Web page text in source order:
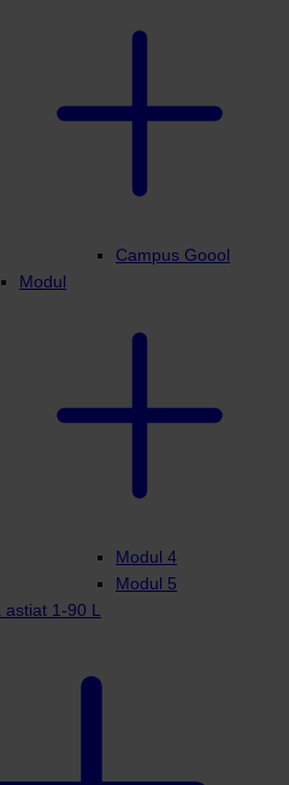
Campus Goool
Modul
Modul 4
Modul 5
astiat 1-90 L